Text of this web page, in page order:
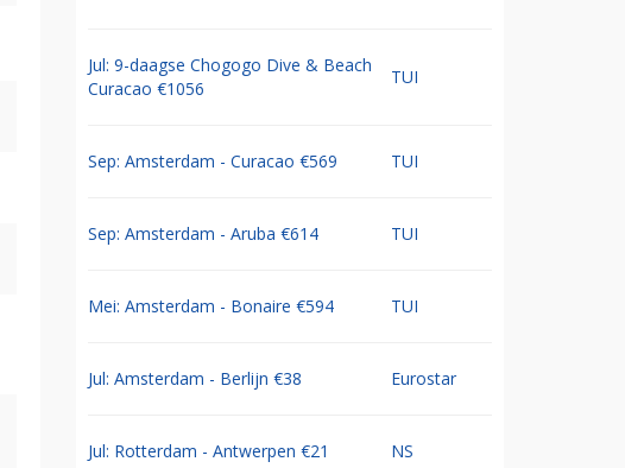
Jul: 9-daagse Chogogo Dive & Beach
Curacao €1056
TUI
Sep: Amsterdam - Curacao €569 TUI
Sep: Amsterdam - Aruba €614 TUI
Mei: Amsterdam - Bonaire €594 TUI
Jul: Amsterdam - Berlijn €38 Eurostar
Jul: Rotterdam - Antwerpen €21 NS